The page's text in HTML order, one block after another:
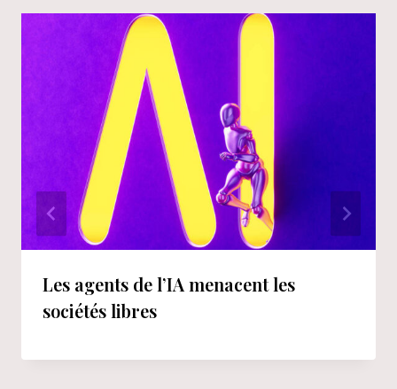
Les agents de l’IA menacent les
sociétés libres